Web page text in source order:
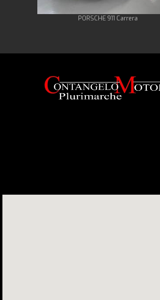
PORSCHE 911 Carrera